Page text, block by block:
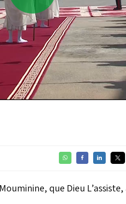
Play
Video
que Dieu